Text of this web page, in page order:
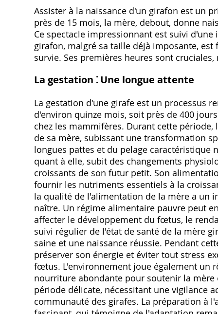
Assister à la naissance d'un girafon est un
près de 15 mois, la mère, debout, donne
Ce spectacle impressionnant est suivi
girafon, malgré sa taille déjà imposante,
survie. Ses premières heures sont
La gestation ⁚ Une longue attente
La gestation d'une girafe est un processus
d'environ quinze mois, soit près de 400
chez les mammifères. Durant cette
de sa mère, subissant une transformation
longues pattes et du pelage caractéristique
quant à elle, subit des changements
croissants de son futur petit. Son
fournir les nutriments essentiels à la
la qualité de l'alimentation de la mère a un
naître. Un régime alimentaire pauvre peut
affecter le développement du fœtus, le
suivi régulier de l'état de santé de la mère
saine et une naissance réussie. Pendant
préserver son énergie et éviter tout stress
fœtus. L'environnement joue également un
nourriture abondante pour soutenir la
période délicate, nécessitant une vigilance
communauté des girafes. La préparation à